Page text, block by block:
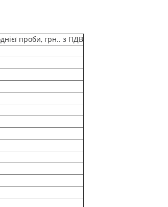
проби, грн.. з ПДВ